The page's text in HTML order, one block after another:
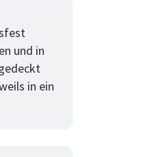
und in
in ein